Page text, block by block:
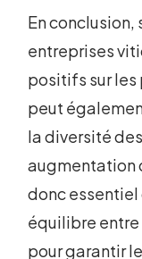
En
entreprises
positifs sur les
peut
la diversité
augmentation
donc essentiel
équilibre
pour garantir